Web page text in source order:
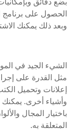
وبعد ذلك يمكنك
الشيء الجيد في
مثل القدرة على
إعلانات وتحميل
وأشياء أخرى. يمكنك
باختيار المجال
المتعلقة به.